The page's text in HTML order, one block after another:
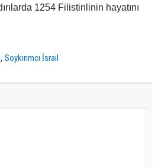
1254 Filistinlinin hayatını
,Soykırımcı İsrail